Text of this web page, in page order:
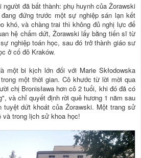
đã bất thành: phụ huynh của Żorawski
đứng trước một sự nghiệp sán lạn kết
khó, và chàng trai thì không đủ nghị lực để
hệ chấm dứt, Żorawski lấy bằng tiến sĩ từ
nghiệp toán học, sau đó trở thành giáo sư
ở cố đô Kraków.
một bi kịch lớn đối với Marie Skłodowska
một thời gian. Cô khước từ lời mời qua
chị Bronisława hơn cô 2 tuổi, khi đó đã có
và chỉ quyết định rời quê hương 1 năm sau
tuyệt dứt khoát của Żorawski. Một trang sử
và trong lịch sử khoa học!